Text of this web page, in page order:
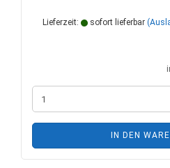
Lieferzeit: sofort lieferbar
IN DEN